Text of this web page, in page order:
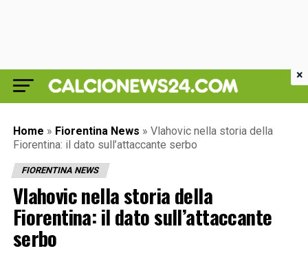
Home » Fiorentina News » Vlahovic nella storia della
Fiorentina: il dato sull’attaccante serbo
FIORENTINA NEWS
Vlahovic nella storia della
Fiorentina: il dato sull’attaccante
serbo
×